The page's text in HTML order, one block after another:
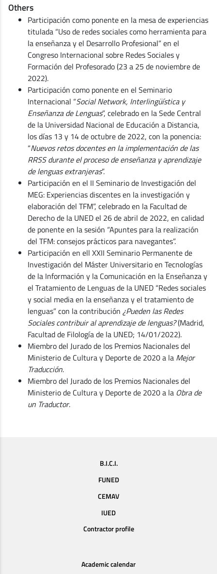
Others
Participación como ponente en la mesa de experiencias
titulada “Uso de redes sociales como herramienta para
la enseñanza y el Desarrollo Profesional” en el
Congreso Internacional sobre Redes Sociales y
Formación del Profesorado (23 a 25 de noviembre de
2022).
Participación como ponente en el Seminario
Internacional “Social Network, Interlingüística y
Enseñanza de Lenguas”, celebrado en la Sede Central
de la Universidad Nacional de Educación a Distancia,
los días 13 y 14 de octubre de 2022, con la ponencia:
“Nuevos retos docentes en la implementación de las
RRSS durante el proceso de enseñanza y aprendizaje
de lenguas extranjeras”.
Participación en el II Seminario de Investigación del
MEG: Experiencias discentes en la investigación y
elaboración del TFM”, celebrado en la Facultad de
Derecho de la UNED el 26 de abril de 2022, en calidad
de ponente en la sesión “Apuntes para la realización
del TFM: consejos prácticos para navegantes”.
Participación en ell XXII Seminario Permanente de
Investigación del Máster Universitario en Tecnologías
de la Información y la Comunicación en la Enseñanza y
el Tratamiento de Lenguas de la UNED “Redes sociales
y social media en la enseñanza y el tratamiento de
lenguas” con la contribución ¿Pueden las Redes
Sociales contribuir al aprendizaje de lenguas?(Madrid,
Facultad de Filología de la UNED; 14/01/2022).
Miembro del Jurado de los Premios Nacionales del
Ministerio de Cultura y Deporte de 2020 a la Mejor
Traducción.
Miembro del Jurado de los Premios Nacionales del
Ministerio de Cultura y Deporte de 2020 a la Obra de
un Traductor.
B.I.C.I.
FUNED
CEMAV
IUED
Contractor profile
Academic calendar